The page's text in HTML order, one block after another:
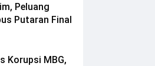
Peluang
Putaran Final
Korupsi MBG,